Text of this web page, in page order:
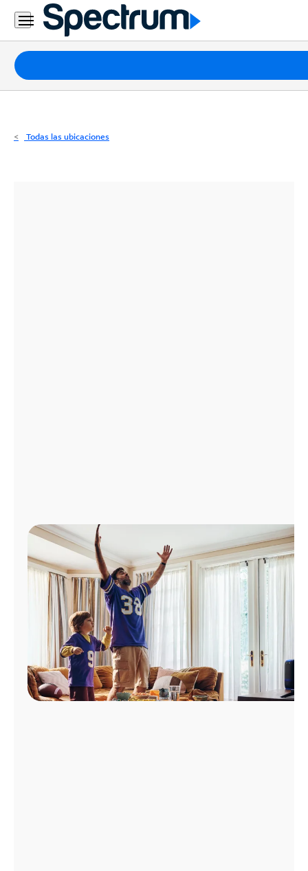
Residencial
Business
Paquetes
Internet
Todas las ubicaciones